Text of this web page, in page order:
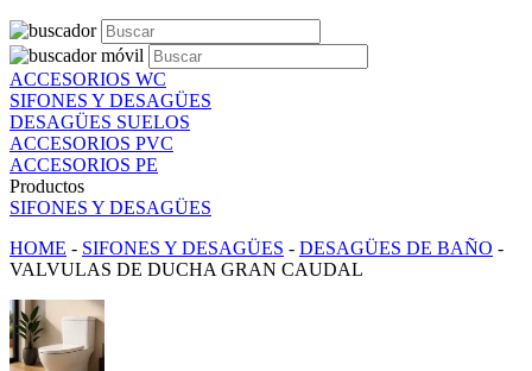
ACCESORIOS WC
SIFONES Y DESAGÜES
DESAGÜES SUELOS
ACCESORIOS PVC
ACCESORIOS PE
Productos
SIFONES Y DESAGÜES
HOME - SIFONES Y DESAGÜES - DESAGÜES DE BAÑO -
VALVULAS DE DUCHA GRAN CAUDAL